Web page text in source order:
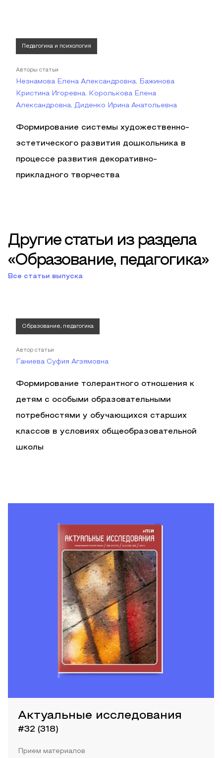
Педагогика и психология
Авторы статьи
Незнамова Елена Александровна, Бажинова
Кристина Игоревна, Королькова Елена
Александровна, Диденко Ирина Анатольевна
Формирование системы художественно-
эстетического развития дошкольника в
процессе развития декоративно-
прикладного творчества
Другие статьи из раздела
«Образование, педагогика»
Все статьи выпуска
Образование, педагогика
Автор статьи
Ганиева Суфия Агзямовна
Формирование толерантного отношения к
детям с особыми образовательными
потребностями у обучающихся старших
классов в условиях общеобразовательной
школы
Актуальные исследования
#32 (318)
Прием материалов